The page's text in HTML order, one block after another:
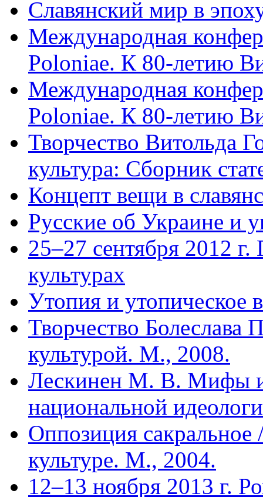
Славянский мир в
Международная
Poloniae. К 80-летию
Международная
Poloniae. К 80-летию
Творчество Витольда
культура: Сборник
Концепт вещи в
Русские об Украине и
25–27 сентября 2012
культурах
Утопия и утопическое
Творчество Болеслава
культурой. М., 2008.
Лескинен М. В. Мифы и
национальной
Оппозиция сакральное
культуре. М., 2004.
12–13 ноября 2013 г.